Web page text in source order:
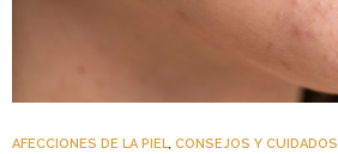
AFECCIONES DE LA PIEL, CONSEJOS Y CUIDADOS